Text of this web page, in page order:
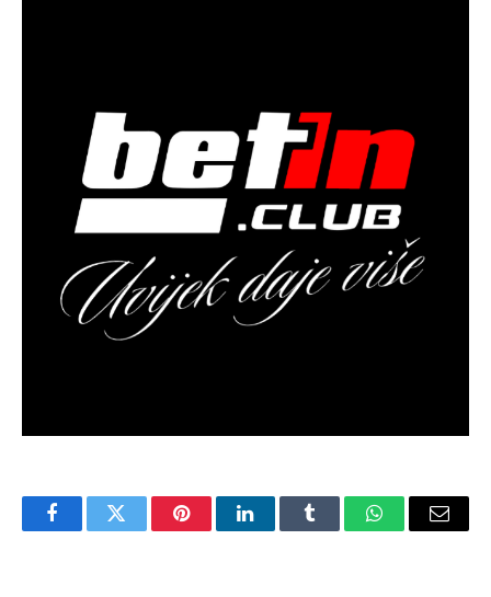
FacebookTwitter PinterestLinkedInTumblr WhatsAppEmail